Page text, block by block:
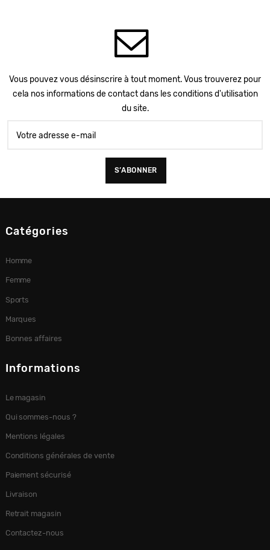
Vous pouvez vous désinscrire à tout moment. Vous trouverez pour
cela nos informations de contact dans les conditions d'utilisation
du site.
Catégories
Homme
Femme
Sports
Marques
Bonnes affaires
Informations
Le magasin
Qui sommes-nous ?
Mentions légales
Conditions générales de vente
Paiement sécurisé
Livraison
Retrait magasin
Contactez-nous